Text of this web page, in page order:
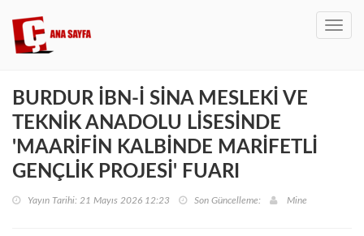
BURDUR İBN-İ SİNA MESLEKİ VE
TEKNİK ANADOLU LİSESİNDE
'MAARİFİN KALBİNDE MARİFETLİ
GENÇLİK PROJESİ' FUARI
Yayın Tarihi: 21 Mayıs 2026 12:23 Son Güncelleme: Mine